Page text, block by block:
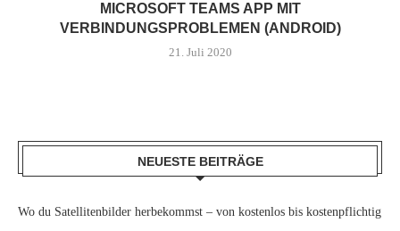
MICROSOFT TEAMS APP MIT
VERBINDUNGSPROBLEMEN (ANDROID)
21. Juli 2020
NEUESTE BEITRÄGE
Wo du Satellitenbilder herbekommst – von kostenlos bis kostenpflichtig